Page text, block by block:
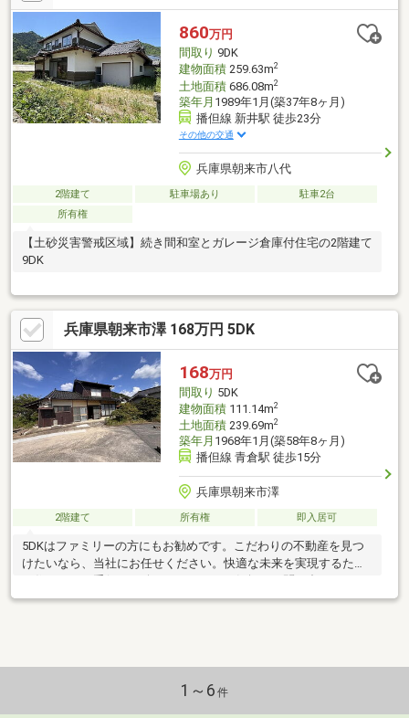
860万円
間取り 9DK
建物面積259.63m2
土地面積686.08m2
築年月 1989年1月(築37年8ヶ月)
播但線 新井駅 徒歩23分
その他の交通
兵庫県朝来市八代
2階建て 駐車場あり
駐車2台
所有権
【土砂災害警戒区域】続き間和室とガレージ倉庫付住宅の2階建て
9DK
兵庫県朝来市澤 168万円 5DK
168万円
間取り 5DK
建物面積111.14m2
土地面積239.69m2
築年月 1968年1月(築58年8ヶ月)
播但線 青倉駅 徒歩15分
兵庫県朝来市澤
2階建て 所有権 即入居可
5DKはファミリーの方にもお勧めです。こだわりの不動産を見つ
けたいなら、当社にお任せください。快適な未来を実現するため
さい。
1～6 件